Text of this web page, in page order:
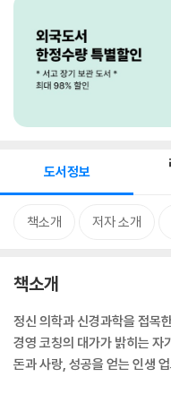
도서정보
책소개 저자 소개
책소개
정신 의학과 신경과학을 접목
경영 코칭의 대가가 밝히는 자
돈과 사랑, 성공을 얻는 인생